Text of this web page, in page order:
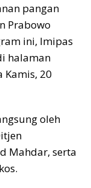
pangan
Prabowo
ini, Imipas
halaman
Kamis, 20
oleh
Mahdar, serta